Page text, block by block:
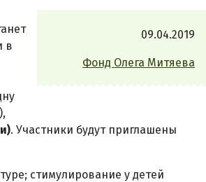
09.04.2019
Фонд Олега Митяева
в
. Участники будут приглашены
стимулирование у детей